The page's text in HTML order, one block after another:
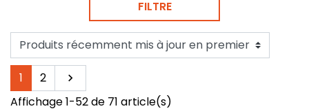
FILTRE
1 2 Suivant

Affichage 1-52 de 71 article(s)